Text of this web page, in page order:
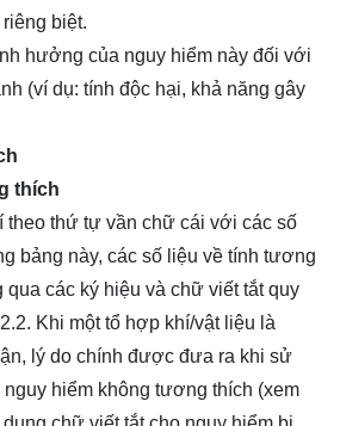
biệt.
hưởng của nguy hiểm này đối với
(ví dụ: tính độc hại, khả năng gây
thích
theo thứ tự vần chữ cái với các số
bảng này, các số liệu về tính tương
các ký hiệu và chữ viết tắt quy
Khi một tổ hợp khí/vật liệu là
lý do chính được đưa ra khi sử
hiểm không tương thích (xem